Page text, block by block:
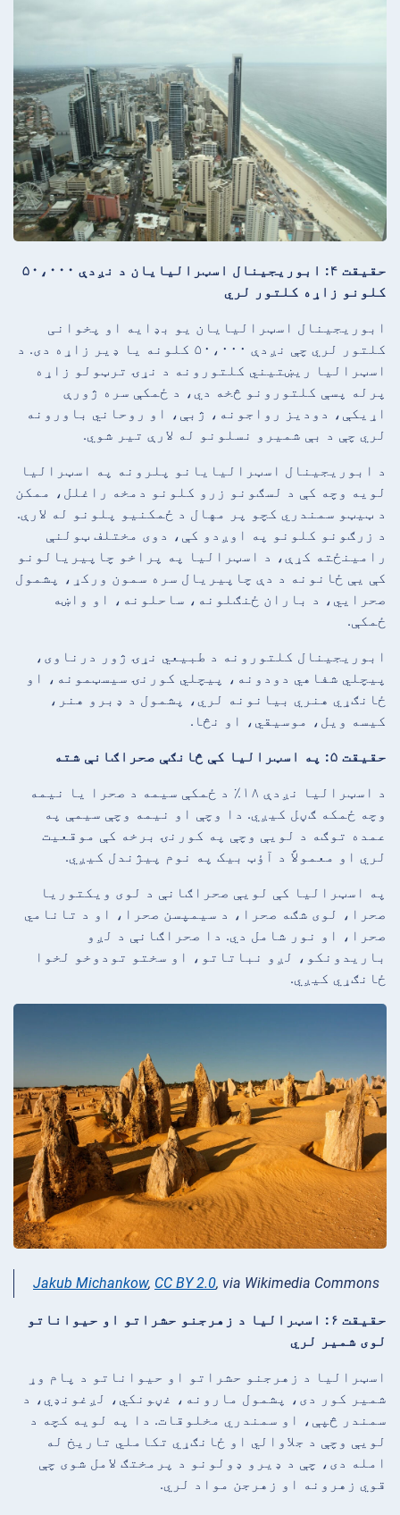
حقیقت ۴: ابوریجینال اسټرالیایان د نږدې ۵۰،۰۰۰
کلونو زاړه کلتور لري
ابوریجینال اسټرالیایان یو بډایه او پخوانی
کلتور لري چې نږدې ۵۰،۰۰۰ کلونه یا ډیر زاړه دی. د
اسټرالیا ریښتیني کلتورونه د نړۍ ترټولو زاړه
پرله پسې کلتورونو څخه دي، د ځمکې سره ژورې
اړیکې، دودیز رواجونه، ژبې، او روحاني باورونه
لري چې د بې شمیرو نسلونو له لارې تیر شوي.
د ابوریجینال اسټرالیایانو پلرونه په اسټرالیا
لویه وچه کې د لسګونو زرو کلونو دمخه راغلل، ممکن
د ټیټو سمندري کچو پر مهال د ځمکنیو پلونو له لارې.
د زرګونو کلونو په اوږدو کې، دوی مختلف ټولنې
رامینځته کړې، د اسټرالیا په پراخو چاپیریالونو
کې یې ځانونه د دې چاپیریال سره سمون ورکړ، پشمول
صحرایي، د باران ځنګلونه، ساحلونه، او واښه
ځمکې.
ابوریجینال کلتورونه د طبیعي نړۍ ژور درناوی،
پیچلي شفاهي دودونه، پیچلي کورنۍ سیسټمونه، او
ځانګړي هنري بیانونه لري، پشمول د ډبرو هنر،
کیسه ویل، موسیقي، او نڅا.
حقیقت ۵: په اسټرالیا کې څانګې صحراګانې شته
د اسټرالیا نږدې ۱۸٪ د ځمکې سیمه د صحرا یا نیمه
وچه ځمکه ګڼل کیږي. دا وچې او نیمه وچې سیمې په
عمده توګه د لویې وچې په کورنۍ برخه کې موقعیت
لري او معمولاً د آؤټ بیک په نوم پیژندل کیږي.
په اسټرالیا کې لویې صحراګانې د لوی ویکتوریا
صحرا، لوی شګه صحرا، د سیمپسن صحرا، او د تانامي
صحرا، او نور شامل دي. دا صحراګانې د لږو
باریدونکو، لږو نباتاتو، او سختو تودوخو لخوا
ځانګړي کیږي.
Jakub Michankow, CC BY 2.0, via Wikimedia Commons
حقیقت ۶: اسټرالیا د زهرجنو حشراتو او حیواناتو
لوی شمیر لري
اسټرالیا د زهرجنو حشراتو او حیواناتو د پام وړ
شمیر کور دی، پشمول مارونه، غڼونکي، لږغونډي، د
سمندر څپې، او سمندري مخلوقات. دا په لویه کچه د
لویې وچې د جلاوالي او ځانګړي تکاملي تاریخ له
امله دی، چې د ډیرو ډولونو د پرمختګ لامل شوی چې
قوي زهرونه او زهرجن مواد لري.